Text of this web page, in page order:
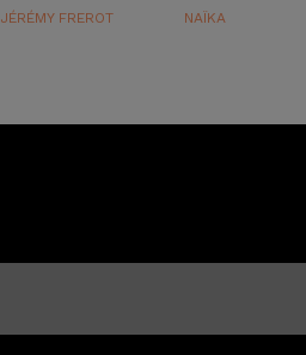
JÉRÉMY FREROT NAÏKA